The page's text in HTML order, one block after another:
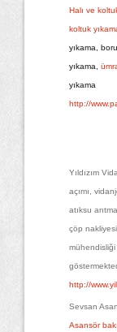
Halı ve
koltuk
yıkama,
yıkama,
yıkama
http://
Yıldızım
açımı,
atıksu
çöp nakliyesi,
http://
Sevsan
Asansör